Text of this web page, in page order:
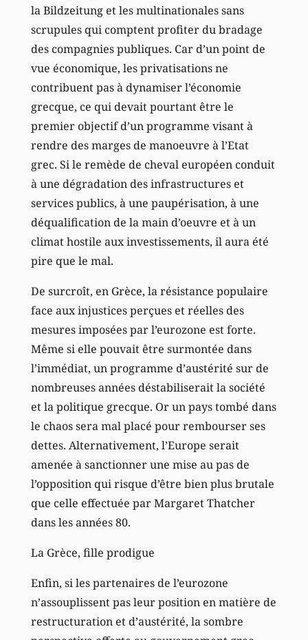
la Bildzeitung et les multinationales sans
scrupules qui comptent profiter du bradage
des compagnies publiques. Car d’un point de
vue économique, les privatisations ne
contribuent pas à dynamiser l’économie
grecque, ce qui devait pourtant être le
premier objectif d’un programme visant à
rendre des marges de manoeuvre à l’Etat
grec. Si le remède de cheval européen conduit
à une dégradation des infrastructures et
services publics, à une paupérisation, à une
déqualification de la main d’oeuvre et à un
climat hostile aux investissements, il aura été
pire que le mal.
De surcroît, en Grèce, la résistance populaire
face aux injustices perçues et réelles des
mesures imposées par l’eurozone est forte.
Même si elle pouvait être surmontée dans
l’immédiat, un programme d’austérité sur de
nombreuses années déstabiliserait la société
et la politique grecque. Or un pays tombé dans
le chaos sera mal placé pour rembourser ses
dettes. Alternativement, l’Europe serait
amenée à sanctionner une mise au pas de
l’opposition qui risque d’être bien plus brutale
que celle effectuée par Margaret Thatcher
dans les années 80.
La Grèce, fille prodigue
Enfin, si les partenaires de l’eurozone
n’assouplissent pas leur position en matière de
restructuration et d’austérité, la sombre